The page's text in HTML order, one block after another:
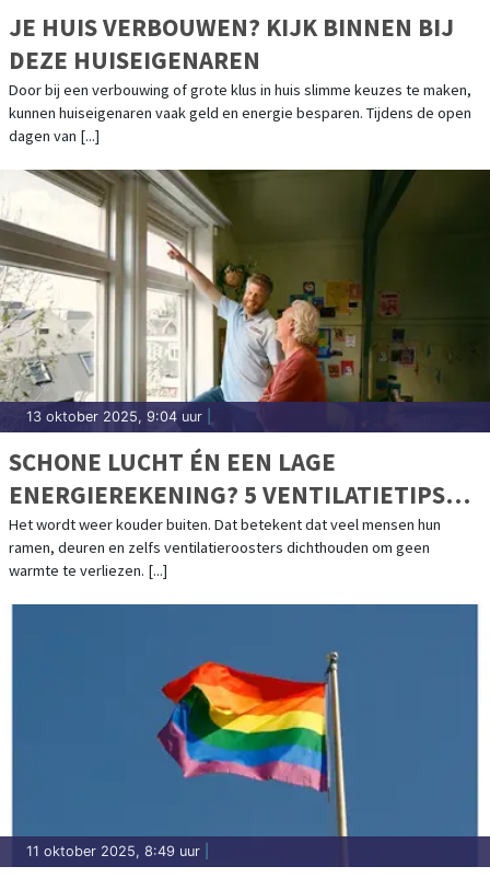
JE HUIS VERBOUWEN? KIJK BINNEN BIJ
DEZE HUISEIGENAREN
Door bij een verbouwing of grote klus in huis slimme keuzes te maken,
kunnen huiseigenaren vaak geld en energie besparen. Tijdens de open
dagen van [...]
13 oktober 2025, 9:04 uur
SCHONE LUCHT ÉN EEN LAGE
ENERGIEREKENING? 5 VENTILATIETIPS
VOOR HET NAJAAR
Het wordt weer kouder buiten. Dat betekent dat veel mensen hun
ramen, deuren en zelfs ventilatieroosters dichthouden om geen
warmte te verliezen. [...]
11 oktober 2025, 8:49 uur